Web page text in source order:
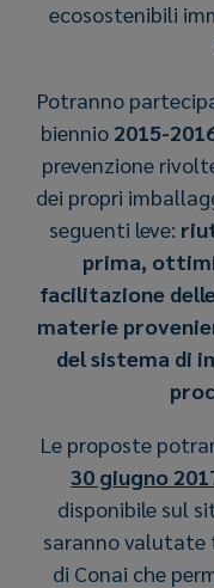
ecosostenibili
Potranno
biennio 2015-
prevenzione
dei propri
seguenti leve:
prima,
facilitazione
materie
del sistema di
Le proposte
30 giugno
disponibile sul
saranno valutate
di Conai che